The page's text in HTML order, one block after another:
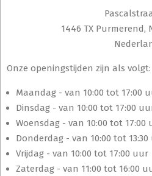
1446 TX
Onze openingstijden zijn als volgt:
Maandag - van 10:00 tot 17:00
Dinsdag - van 10:00 tot 17:00
Woensdag - van 10:00 tot 17:00
Donderdag - van 10:00 tot
Vrijdag - van 10:00 tot 17:00 uur
Zaterdag - van 11:00 tot 16:00